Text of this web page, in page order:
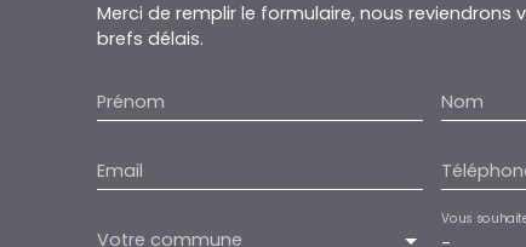
Merci de remplir le formulaire, nous reviendrons
brefs délais.
Prénom Nom
Email
Votre commune
Vous